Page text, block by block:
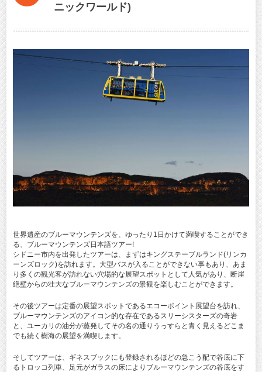
ニックワールド)
世界遺産のブルーマウンテンズを、ゆったり1日かけて満喫することができ
る、ブルーマウンテンズ日本語ツアー!
シドニー市内を出発したツアーは、まずはキングステーブルランド(リンカ
ーンズロック)を訪れます。大型バスが入ることができない事もあり、あま
り多くの観光客が訪れない穴場的な展望スポットとして人気があり、断崖
絶壁からの壮大なブルーマウンテンズの景観を楽しむことができます。
その後ツアーは定番の展望スポットであるエコーポイント展望台を訪れ、
ブルーマウンテンズのアイコン的な存在であるスリーシスターズの奇岩
と、ユーカリの油分が蒸発してその名の通りうっすらと青く見えるどこま
でも続く樹海の展望を満喫します。
そしてツアーは、ギネスブックにも登録されるほどの急こう配で谷底に下
るトロッコ列車、足元がガラスの床によりブルーマウンテンズの谷底をす